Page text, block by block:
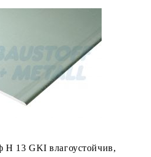
Н 13 GKI влагоустойчив,